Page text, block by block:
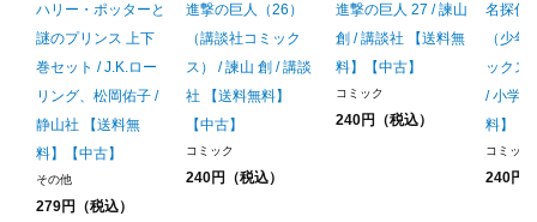
ハリー・ポッターと
謎のプリンス 上下
巻セット / J.K.ロー
リング、松岡佑子 /
静山社 【送料無
料】【中古】
その他
279円（税込）
進撃の巨人（26）
（講談社コミック
ス） / 諫山 創 / 講談
社 【送料無料】
【中古】
コミック
240円（税込）
進撃の巨人 27 / 諫山
創 / 講談社 【送料無
料】【中古】
コミック
240円（税込）
名探偵
（少
ックス
/ 小学
料】【
コミック
240円